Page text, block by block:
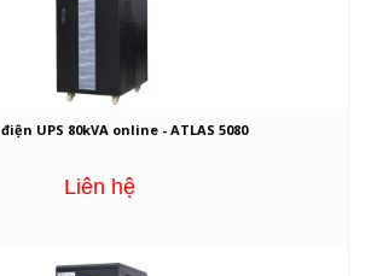
UPS 80kVA online - ATLAS 5080
Liên hệ